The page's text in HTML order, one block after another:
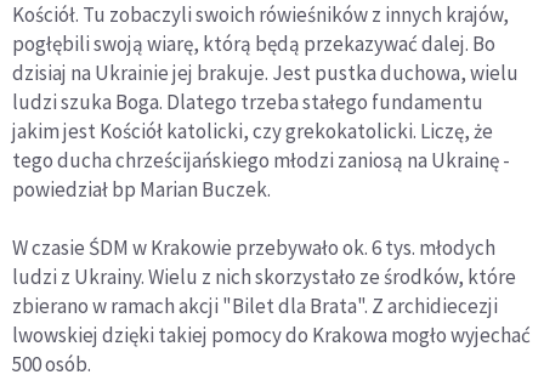
Kościół. Tu zobaczyli swoich rówieśników z innych krajów,
pogłębili swoją wiarę, którą będą przekazywać dalej. Bo
dzisiaj na Ukrainie jej brakuje. Jest pustka duchowa, wielu
ludzi szuka Boga. Dlatego trzeba stałego fundamentu
jakim jest Kościół katolicki, czy grekokatolicki. Liczę, że
tego ducha chrześcijańskiego młodzi zaniosą na Ukrainę -
powiedział bp Marian Buczek.
W czasie ŚDM w Krakowie przebywało ok. 6 tys. młodych
ludzi z Ukrainy. Wielu z nich skorzystało ze środków, które
zbierano w ramach akcji "Bilet dla Brata". Z archidiecezji
lwowskiej dzięki takiej pomocy do Krakowa mogło wyjechać
500 osób.